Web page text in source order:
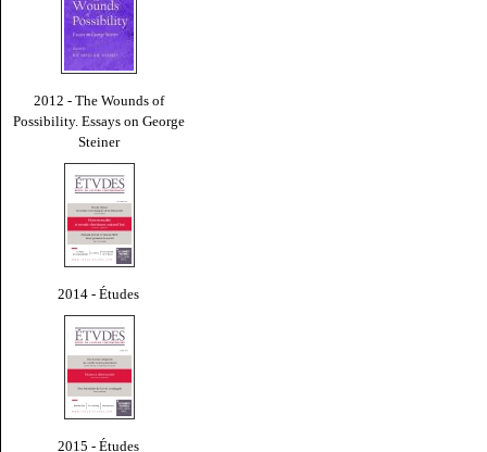
2012 - The Wounds of
Possibility. Essays on George
Steiner
2014 - Études
2015 - Études